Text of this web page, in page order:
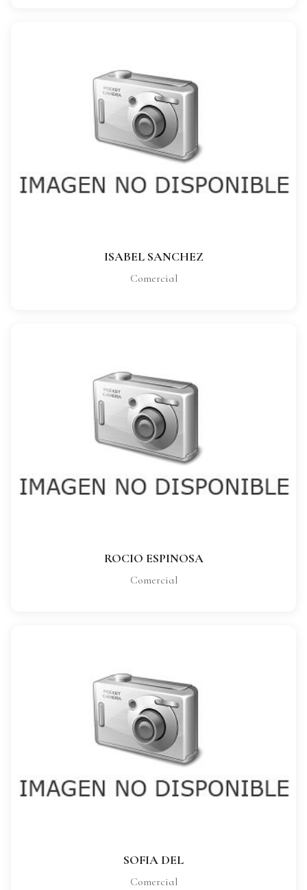
ISABEL SANCHEZ
Comercial
ISABEL SANCHEZ
CARGO:
ROCIO ESPINOSA
Comercial
ROCIO ESPINOSA
CARGO:
SOFIA DEL
Comercial
SOFIA DEL
CARGO: